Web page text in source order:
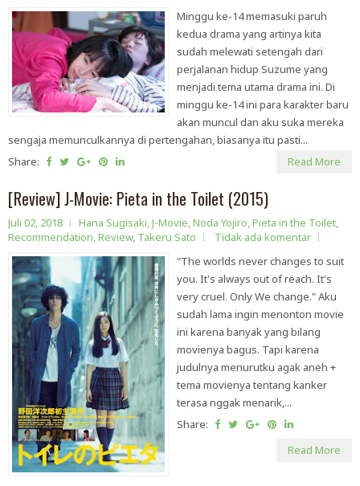
Minggu ke-14 memasuki paruh
kedua drama yang artinya kita
sudah melewati setengah dari
perjalanan hidup Suzume yang
menjadi tema utama drama ini. Di
minggu ke-14 ini para karakter baru
akan muncul dan aku suka mereka
sengaja memunculkannya di pertengahan, biasanya itu pasti...
Share:
Read More
[Review] J-Movie: Pieta in the Toilet (2015)
Juli 02, 2018 Hana Sugisaki,J-Movie,Noda Yojiro,Pieta in the Toilet,
Recommendation,Review, Takeru Sato
Tidak ada komentar
"The worlds never changes to suit
you. It's always out of reach. It's
very cruel. Only We change." Aku
sudah lama ingin menonton movie
ini karena banyak yang bilang
movienya bagus. Tapi karena
judulnya menurutku agak aneh +
tema movienya tentang kanker
terasa nggak menarik,...
Share:
Read More